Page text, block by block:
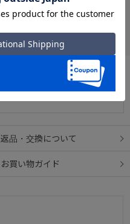
返品・交換について
お買い物ガイド